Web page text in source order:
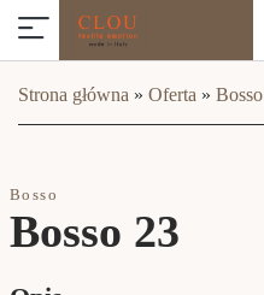
Strona główna » Oferta » Bosso
Bosso
Bosso 23